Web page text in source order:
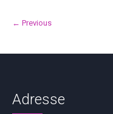
← Previous
Adresse